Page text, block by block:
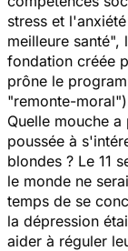
stress et
meilleure
fondation créée
prône le
"remonte-
Quelle mouche
poussée à
blondes ? Le 11
le monde ne
temps de se
la dépression
aider à réguler